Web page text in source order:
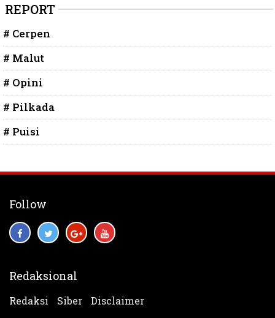
REPORT
# Cerpen
# Malut
# Opini
# Pilkada
# Puisi
Follow
Redaksional
Redaksi Siber Disclaimer